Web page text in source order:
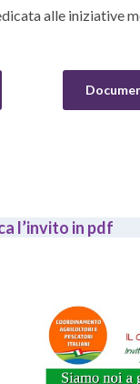
alle iniziative
l’invito in pdf